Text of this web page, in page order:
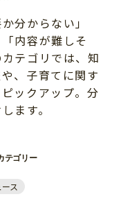
小学6年生
分からない」
内容が難しそ
テゴリでは、知
、子育てに関す
ックアップ。分
ます。
テゴリー
ス